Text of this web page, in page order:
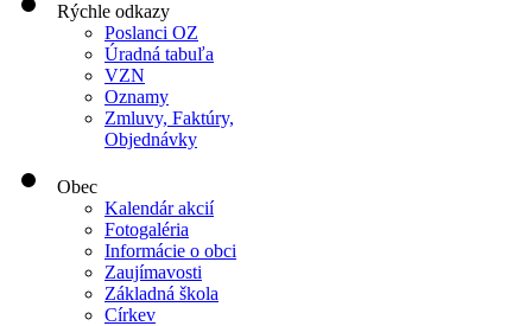
Rýchle odkazy
Poslanci OZ
Úradná tabuľa
VZN
Oznamy
Zmluvy, Faktúry,
Objednávky
Obec
Kalendár akcií
Fotogaléria
Informácie o obci
Zaujímavosti
Základná škola
Církev